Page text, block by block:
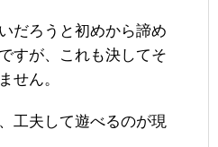
だろうと初めから諦め
すが、これも決してそ
せん。
工夫して遊べるのが現